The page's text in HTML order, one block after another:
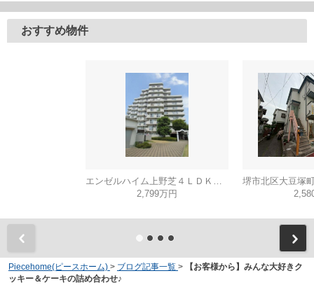
おすすめ物件
エンゼルハイム上野芝４ＬＤＫ（西百舌鳥小学校）
2,799万円
Piecehome(ピースホーム) > ブログ記事一覧 >
【お客様から】みんな大好きク
ッキー＆ケーキの詰め合わせ♪